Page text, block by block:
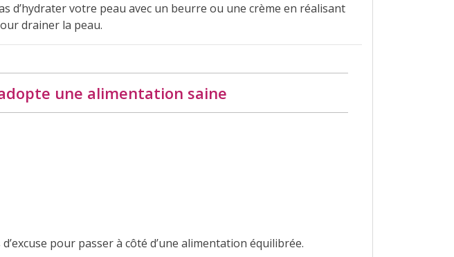
d’hydrater votre peau avec un beurre ou une crème en réalisant
drainer la peau.
une alimentation saine
d’excuse pour passer à côté d’une alimentation équilibrée.